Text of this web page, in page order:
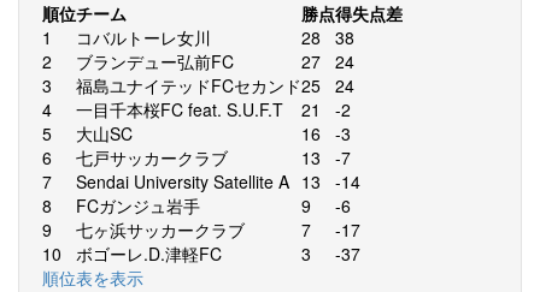
順位チーム 勝点得失点差
1
コバルトーレ女川 28
38
2
ブランデュー弘前FC 27 24
3
福島ユナイテッドFCセカンド25 24
4
一目千本桜FC feat. S.U.F.T 21
-2
5
大山SC 16
-3
6
七戸サッカークラブ 13
-7
7
Sendai University Satellite A 13
-14
8
FCガンジュ岩手 9
-6
9
七ヶ浜サッカークラブ 7
-17
10
ボゴーレ.D.津軽FC 3
-37
順位表を表示